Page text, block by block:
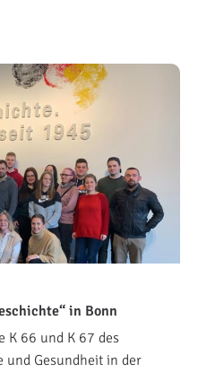
in Bonn
K 66 und K 67 des
Gesundheit in der